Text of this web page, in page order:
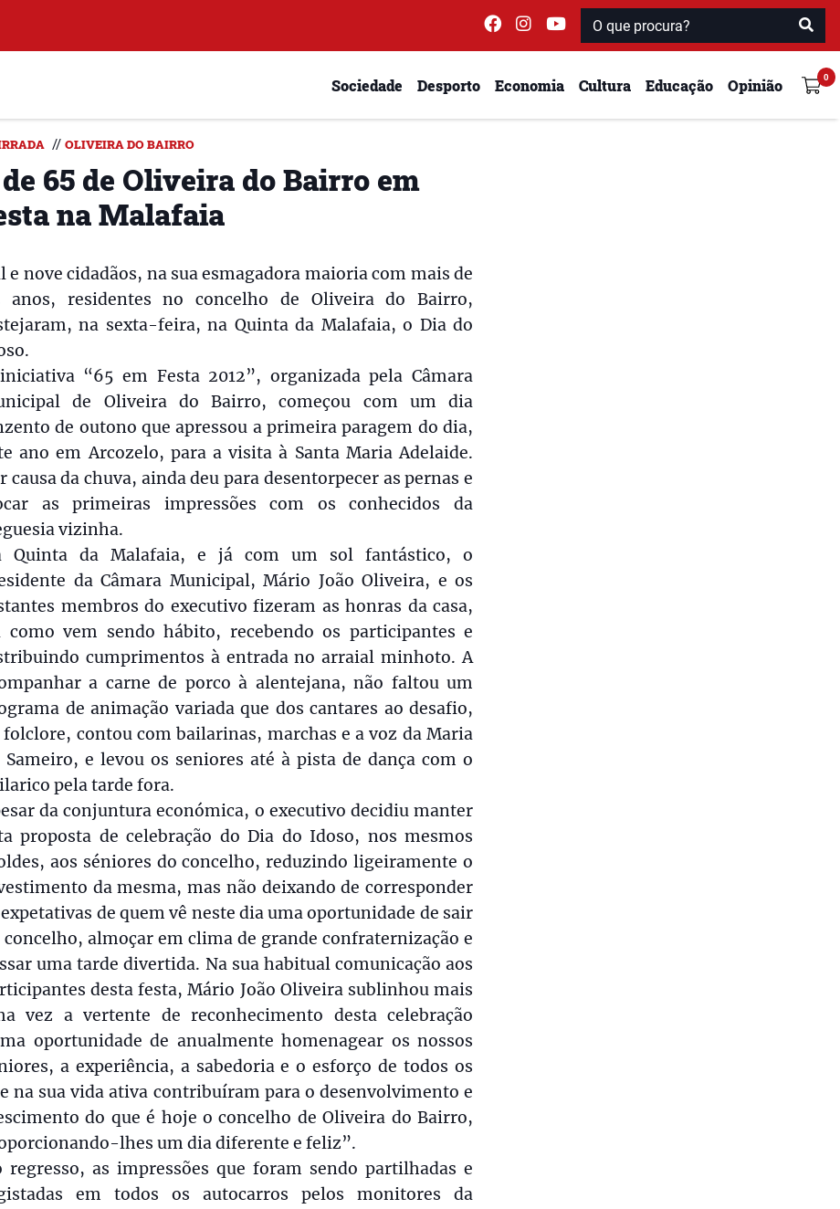
Sociedade Desporto Economia Cultura Educação Opinião
// OLIVEIRA DO BAIRRO
65 de Oliveira do Bairro em
na Malafaia
e nove cidadãos, na sua esmagadora maioria com mais de
anos, residentes no concelho de Oliveira do Bairro,
na sexta-feira, na Quinta da Malafaia, o Dia do
“65 em Festa 2012”, organizada pela Câmara
de Oliveira do Bairro, começou com um dia
de outono que apressou a primeira paragem do dia,
ano em Arcozelo, para a visita à Santa Maria Adelaide.
causa da chuva, ainda deu para desentorpecer as pernas e
as primeiras impressões com os conhecidos da
vizinha.
Quinta da Malafaia, e já com um sol fantástico, o
da Câmara Municipal, Mário João Oliveira, e os
membros do executivo fizeram as honras da casa,
como vem sendo hábito, recebendo os participantes e
cumprimentos à entrada no arraial minhoto. A
a carne de porco à alentejana, não faltou um
de animação variada que dos cantares ao desafio,
folclore, contou com bailarinas, marchas e a voz da Maria
Sameiro, e levou os seniores até à pista de dança com o
pela tarde fora.
da conjuntura económica, o executivo decidiu manter
proposta de celebração do Dia do Idoso, nos mesmos
aos séniores do concelho, reduzindo ligeiramente o
da mesma, mas não deixando de corresponder
de quem vê neste dia uma oportunidade de sair
concelho, almoçar em clima de grande confraternização e
uma tarde divertida. Na sua habitual comunicação aos
desta festa, Mário João Oliveira sublinhou mais
vez a vertente de reconhecimento desta celebração
oportunidade de anualmente homenagear os nossos
a experiência, a sabedoria e o esforço de todos os
na sua vida ativa contribuíram para o desenvolvimento e
do que é hoje o concelho de Oliveira do Bairro,
lhes um dia diferente e feliz”.
regresso, as impressões que foram sendo partilhadas e
em todos os autocarros pelos monitores da